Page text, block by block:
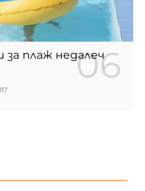
за плаж недалеч